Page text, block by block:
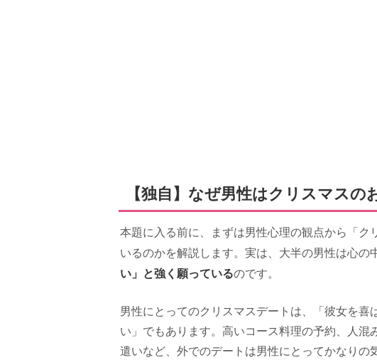
【独自】なぜ男性はクリスマス
本題に入る前に、まずは男性心理の観点から「ク
いるのかを解説します。実は、大半の男性は心の
い」と強く願っているのです。
男性にとってのクリスマスデートは、「彼女を
い」でもあります。高いコース料理の予約、人
遣いなど、外でのデートは男性にとってかなり